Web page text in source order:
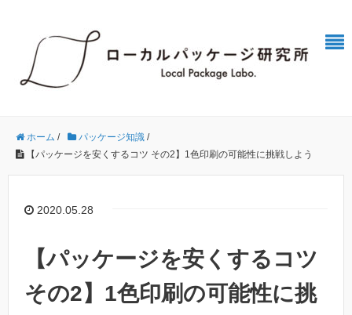
ホーム / パッケージ知識 /
【パッケージを安くするコツ その2】1色印刷の可能性に挑戦しよう
2020.05.28
【パッケージを安くするコツ
その2】1色印刷の可能性に挑